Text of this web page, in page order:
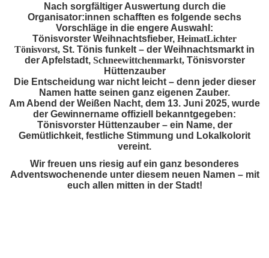
Nach sorgfältiger Auswertung durch die
Organisator:innen schafften es folgende sechs
Vorschläge in die engere Auswahl:
Tönisvorster Weihnachtsfieber, HeimatLichter
Tönisvorst, St. Tönis funkelt – der Weihnachtsmarkt in
der Apfelstadt, Schneewittchenmarkt, Tönisvorster
Hüttenzauber
Die Entscheidung war nicht leicht – denn jeder dieser
Namen hatte seinen ganz eigenen Zauber.
Am Abend der Weißen Nacht, dem 13. Juni 2025, wurde
der Gewinnername offiziell bekanntgegeben:
Tönisvorster Hüttenzauber – ein Name, der
Gemütlichkeit, festliche Stimmung und Lokalkolorit
vereint.
Wir freuen uns riesig auf ein ganz besonderes
Adventswochenende unter diesem neuen Namen – mit
euch allen mitten in der Stadt!